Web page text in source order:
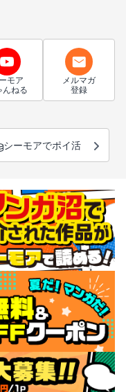
モア
んねる
メルマガ
登録
シーモアでポイ活